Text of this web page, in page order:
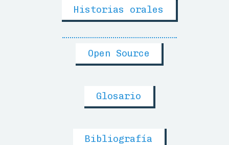
Historias orales
Open Source
Glosario
Bibliografía